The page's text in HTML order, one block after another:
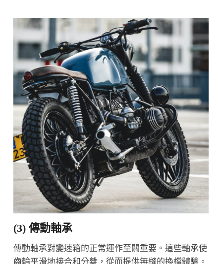
(3) 傳動軸承
傳動軸承對變速箱的正常運作至關重要。這些軸承使
齒輪平滑地接合和分離，從而提供無縫的換檔體驗。